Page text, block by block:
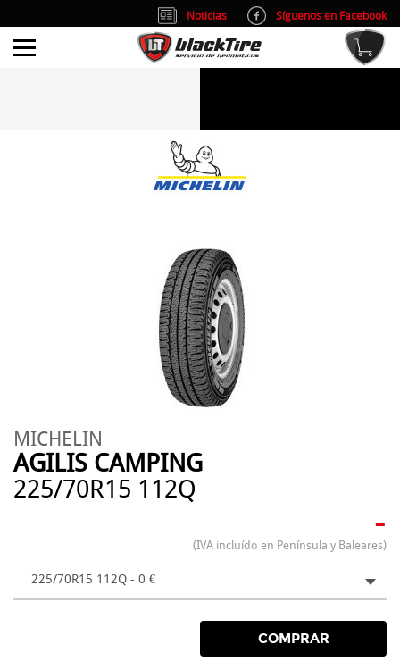
MICHELIN
AGILIS CAMPING
225/70R15 112Q
-
(IVA incluído en Península y Baleares)
225/70R15 112Q - 0 €
COMPRAR
Noticias
Síguenos en Facebook
info@blacktire.es
Atención al cliente: L/V 9:00-14:00 y 15:00-19:00